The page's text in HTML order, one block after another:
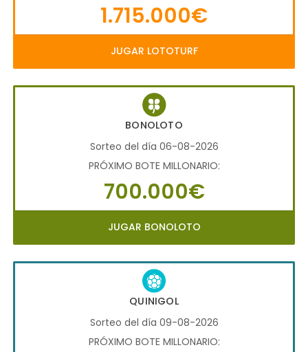
1.715.000€
JUGAR LOTOTURF
BONOLOTO
Sorteo del día 06-08-2026
PRÓXIMO BOTE MILLONARIO:
700.000€
JUGAR BONOLOTO
QUINIGOL
Sorteo del día 09-08-2026
PRÓXIMO BOTE MILLONARIO: